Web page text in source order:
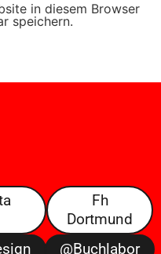
in diesem Browser
speichern.
Fh
Dortmund
@buchlabor